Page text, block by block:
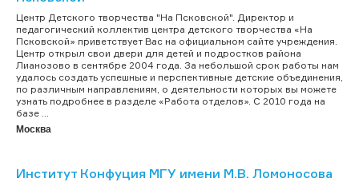
Центр Детского творчества "На Псковской". Директор и
педагогический коллектив центра детского творчества «На
Псковской» приветствует Вас на официальном сайте учреждения.
Центр открыл свои двери для детей и подростков района
Лианозово в сентябре 2004 года. За небольшой срок работы нам
удалось создать успешные и перспективные детские объединения,
по различным направлениям, о деятельности которых вы можете
узнать подробнее в разделе «Работа отделов». С 2010 года на
базе ...
Москва
Институт Конфуция МГУ имени М.В. Ломоносова